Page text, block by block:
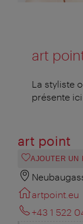
art
La styliste
présente
art point
AJOUTER UN
artpoint.eu
+43 1 522